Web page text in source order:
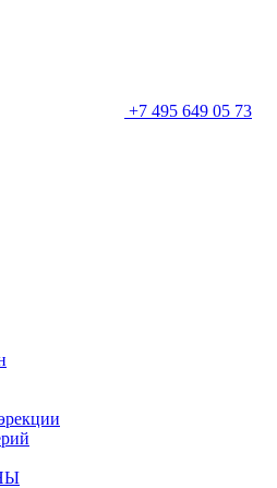
+7 495 649 05 73